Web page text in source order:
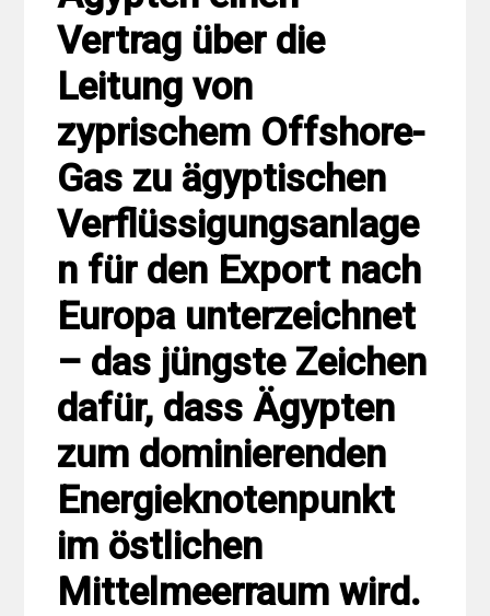
Vertrag über die
Leitung von
zyprischem Offshore-
Gas zu ägyptischen
Verflüssigungsanlage
n für den Export nach
Europa unterzeichnet
– das jüngste Zeichen
dafür, dass Ägypten
zum dominierenden
Energieknotenpunkt
im östlichen
Mittelmeerraum wird.